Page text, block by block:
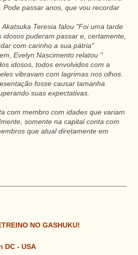
Pode passar anos, que vou recordar
Teresia falou "Foi uma tarde
idosos puderam passar e, certamente,
com carinho a sua pátria"
Evelyn Nascimento relatou "
idosos, todos envolvidos com a
vibravam com lagrimas nos olhos.
fosse causar tamanha
suas expectativas.
com membro com idades que variam
somente na capital conta com
que atual diretamente em
NO GASHUKU!
DC - USA